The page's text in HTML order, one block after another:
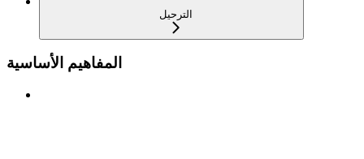
الترحيل
المفاهيم الأساسية